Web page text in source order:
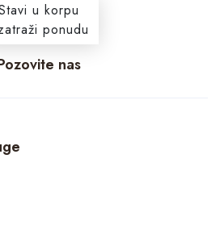
u korpu
ponudu
nas